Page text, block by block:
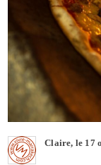
Claire, le 17